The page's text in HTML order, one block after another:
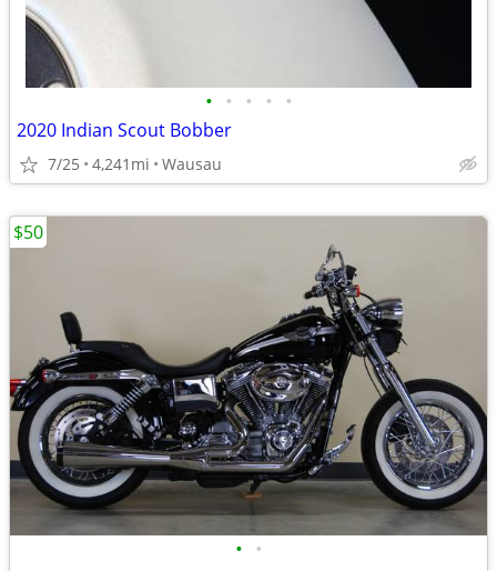
• • • • •
2020 Indian Scout Bobber
7/25 4,241mi Wausau
• •
$50